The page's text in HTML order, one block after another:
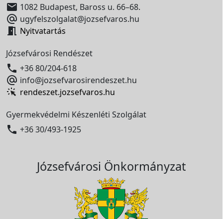
 1082 Budapest, Baross u. 66–68.
 ugyfelszolgalat@jozsefvaros.hu
 Nyitvatartás
Józsefvárosi Rendészet
 +36 80/204-618
 info@jozsefvarosirendeszet.hu
rendeszet.jozsefvaros.hu
Gyermekvédelmi Készenléti Szolgálat
 +36 30/493-1925
Józsefvárosi Önkormányzat